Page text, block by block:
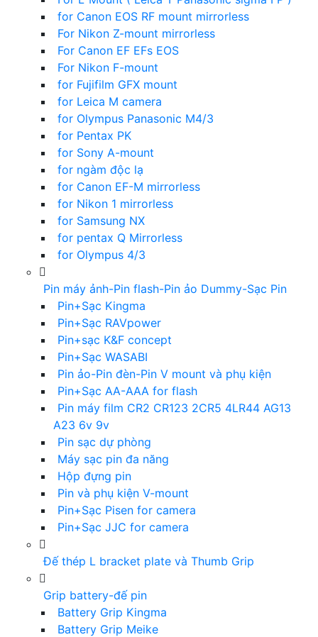
for Canon EOS RF mount mirrorless
For Nikon Z-mount mirrorless
For Canon EF EFs EOS
For Nikon F-mount
for Fujifilm GFX mount
for Leica M camera
for Olympus Panasonic M4/3
for Pentax PK
for Sony A-mount
for ngàm độc lạ
for Canon EF-M mirrorless
for Nikon 1 mirrorless
for Samsung NX
for pentax Q Mirrorless
for Olympus 4/3
Pin máy ảnh-Pin flash-Pin ảo Dummy-Sạc Pin
Pin+Sạc Kingma
Pin+Sạc RAVpower
Pin+sạc K&F concept
Pin+Sạc WASABI
Pin ảo-Pin đèn-Pin V mount và phụ kiện
Pin+Sạc AA-AAA for flash
Pin máy film CR2 CR123 2CR5 4LR44 AG13
A23 6v 9v
Pin sạc dự phòng
Máy sạc pin đa năng
Hộp đựng pin
Pin và phụ kiện V-mount
Pin+Sạc Pisen for camera
Pin+Sạc JJC for camera
Đế thép L bracket plate và Thumb Grip
Grip battery-đế pin
Battery Grip Kingma
Battery Grip Meike